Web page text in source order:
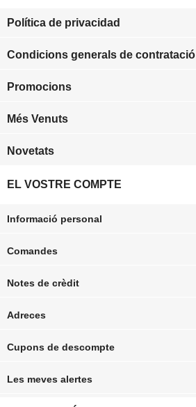
Política de privacidad
Condicions generals de contratació
Promocions
Més Venuts
Novetats
EL VOSTRE COMPTE
Informació personal
Comandes
Notes de crèdit
Adreces
Cupons de descompte
Les meves alertes